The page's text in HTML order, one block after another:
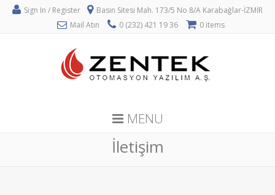
Sign In / Register
Basın Sitesi Mah. 173/5 No 8/A Karabağlar-İZMİR
Mail Atın
0 (232) 421 19 36 0 items
MENU
İletişim